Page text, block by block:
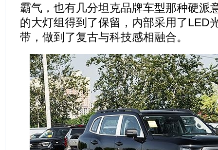
霸气，也有几分坦克品牌车型那种硬派
的大灯组得到了保留，内部采用了LED
带，做到了复古与科技感相融合。